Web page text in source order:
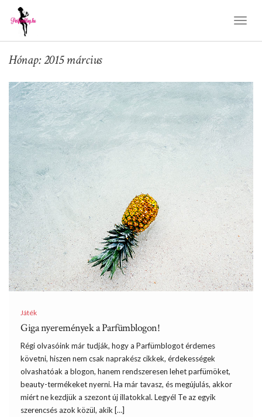
Hónap: 2015 március
Játék
Giga nyeremények a Parfümblogon!
Régi olvasóink már tudják, hogy a Parfümblogot érdemes
követni, hiszen nem csak naprakész cikkek, érdekességek
olvashatóak a blogon, hanem rendszeresen lehet parfümöket,
beauty-termékeket nyerni. Ha már tavasz, és megújulás, akkor
miért ne kezdjük a szezont új illatokkal. Legyél Te az egyik
szerencsés azok közül, akik […]